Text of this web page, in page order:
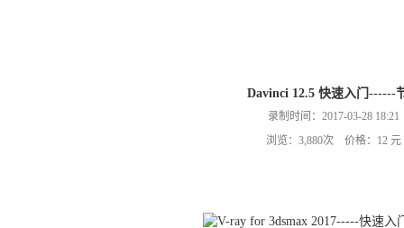
Davinci 12.5 快速入门------
录制时间：2017-03-28 18:21
浏览：3,880次 价格：12 元